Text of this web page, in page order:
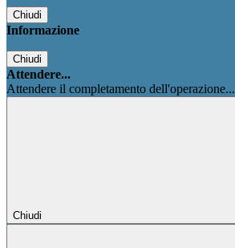
Chiudi
Informazione
Chiudi
Attendere...
Attendere il completamento dell'operazione...
Chiudi